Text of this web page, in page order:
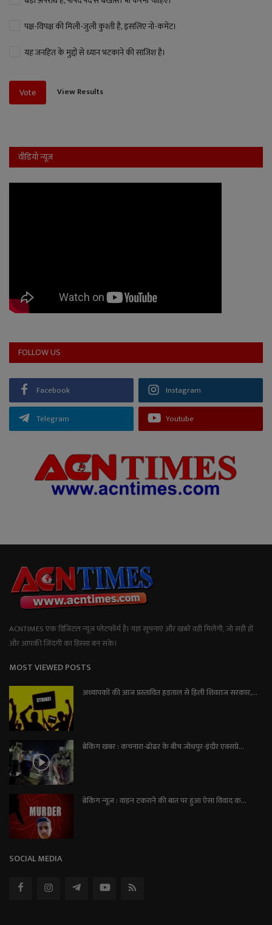
पक्ष-विपक्ष की मिली-जुली कुश्ती है, इसलिए नो-कमेंट।
यह जनहित के मुद्दों से ध्यान भटकाने की साजिश है।
Vote View Results
वीडियो न्यूज
FOLLOW US
Facebook Instagram
Telegram Youtube
ACNTIMES एक डिजिटल न्यूज प्लेटफॉर्म है। यहां सूचनाएं और खबरें वही मिलेंगी, जो सही हों
और आपकी जिंदगी का हिस्सा बन सकें।
MOST VIEWED POSTS
अध्यापकों की आज प्रस्तावित हड़ताल से हिली शिवराज सरकार,...
ब्रेकिंग खबर : कचनारा-ढोढर के बीच जोधपुर-इंदौर एक्सप्रे...
ब्रेकिंग न्यूज़ : वाहन टकराने की बात पर हुआ ऐसा विवाद क...
SOCIAL MEDIA